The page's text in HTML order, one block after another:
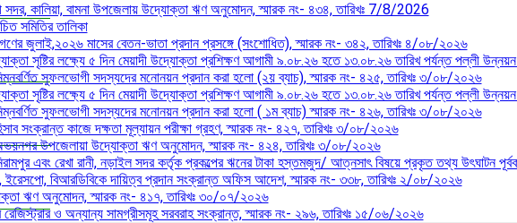
সদর, কালিয়া, বামনা উপজেলায় উদ্যোক্তা ঋণ অনুমোদন, স্মারক নং- ৪৩৪, তারিখঃ 7/8/2026
সমিতির তালিকা
জুলাই,২০২৬ মাসের বেতন-ভাতা প্রদান প্রসঙ্গে (সংশোধিত), স্মারক নং- ৩৪২, তারিখঃ ৪/০৮/২০২৬
সৃষ্টির লক্ষ্যে ৫ দিন মেয়াদী উদ্যোক্তা প্রশিক্ষণ আগামী ৯.০৮.২৬ হতে ১৩.০৮.২৬ তারিখ পর্যন্ত পল্লী উন্নয়ন
সুফলভোগী সদস্যদের মনোনয়ন প্রদান করা হলো (২য় ব্যাচ), স্মারক নং- ৪২৫, তারিখঃ ৩/০৮/২০২৬
সৃষ্টির লক্ষ্যে ৫ দিন মেয়াদী উদ্যোক্তা প্রশিক্ষণ আগামী ৯.০৮.২৬ হতে ১৩.০৮.২৬ তারিখ পর্যন্ত পল্লী উন্নয়ন
সুফলভোগী সদস্যদের মনোনয়ন প্রদান করা হলো ( ১ম ব্যাচ) স্মারক নং- ৪২৬, তারিখঃ ৩/০৮/২০২৬
সংক্রান্ত কাজে দক্ষতা মূল্যায়ন পরীক্ষা গ্রহণ, স্মারক নং- ৪২৭, তারিখঃ ৩/০৮/২০২৬
উপজেলায়া উদ্যোক্তা ঋণ অনুমোদন, স্মারক নং- ৪২৪, তারিখঃ ৩/০৮/২০২৬
এবং রেখা রানী, নড়াইল সদর কর্তৃক প্রকল্পের ঋনের টাকা হস্তমজুদ/ আত্নসাৎ বিষয়ে প্রকৃত তথ্য উৎঘাটন পূর্বক
ইরেসপো, বিআরডিবিকে দায়িত্ব প্রদান সংক্রান্ত অফিস আদেশ, স্মারক নং- ৩৩৮, তারিখঃ ২/০৮/২০২৬
ঋণ অনুমোদন, স্মারক নং- ৪১৭, তারিখঃ ৩০/০৭/২০২৬
রেজিস্ট্রার ও অন্যান্য সামগ্রীসমূহ সরবরাহ সংক্রান্ত, স্মারক নং- ২৯৬, তারিখঃ ১৫/০৬/২০২৬